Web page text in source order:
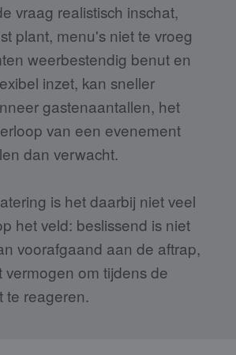
vraag realistisch inschat,
plant, menu's niet te vroeg
weerbestendig benut en
inzet, kan sneller
gastenaantallen, het
van een evenement
dan verwacht.
is het daarbij niet veel
het veld: beslissend is niet
voorafgaand aan de aftrap,
vermogen om tijdens de
te reageren.